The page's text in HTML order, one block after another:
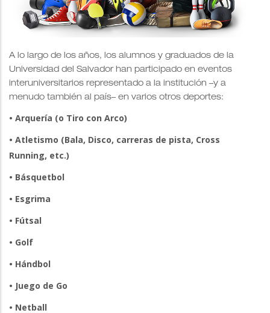
A lo largo de los años, los alumnos y graduados de la
Universidad del Salvador han participado en eventos
interuniversitarios representado a la institución –y a
menudo también al país– en varios otros deportes:
• Arquería (o Tiro con Arco)
• Atletismo (Bala, Disco, carreras de pista, Cross
Running, etc.)
• Básquetbol
• Esgrima
• Fútsal
• Golf
• Hándbol
• Juego de Go
• Netball